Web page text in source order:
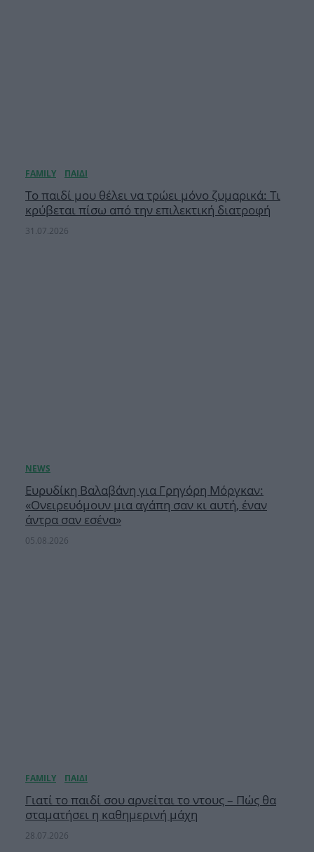
Το παιδί μου θέλει να τρώει μόνο ζυμαρικά: Τι
κρύβεται πίσω από την επιλεκτική διατροφή
31.07.2026
Ευρυδίκη Βαλαβάνη για Γρηγόρη Μόργκαν:
«Oνειρευόμουν μια αγάπη σαν κι αυτή, έναν
άντρα σαν εσένα»
05.08.2026
Γιατί το παιδί σου αρνείται το ντους – Πώς θα
σταματήσει η καθημερινή μάχη
28.07.2026